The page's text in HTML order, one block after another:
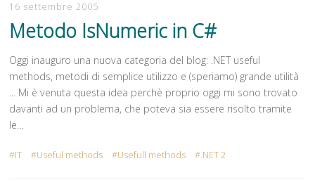
16 settembre 2005
Metodo IsNumeric in C#
Oggi inauguro una nuova categoria del blog: .NET useful
methods, metodi di semplice utilizzo e (speriamo) grande utilità
... Mi è venuta questa idea perchè proprio oggi mi sono trovato
davanti ad un problema, che poteva sia essere risolto tramite
le…
IT Useful methods Usefull methods .NET 2